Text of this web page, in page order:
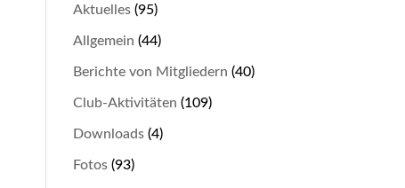
Aktuelles(95)
Allgemein (44)
Berichte von Mitgliedern (40)
Club-Aktivitäten (109)
Downloads(4)
Fotos(93)